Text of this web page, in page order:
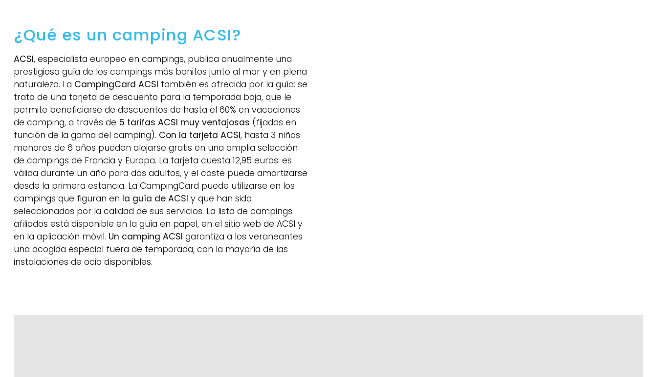
¿Qué es un camping ACSI?
ACSI, especialista europeo en campings, publica anualmente una
prestigiosa guía de los campings más bonitos junto al mar y en plena
naturaleza. La CampingCard ACSI también es ofrecida por la guía: se
trata de una tarjeta de descuento para la temporada baja, que le
permite beneficiarse de descuentos de hasta el 60% en vacaciones
de camping, a través de 5 tarifas ACSI muy ventajosas (fijadas en
función de la gama del camping). Con la tarjeta ACSI, hasta 3 niños
menores de 6 años pueden alojarse gratis en una amplia selección
de campings de Francia y Europa. La tarjeta cuesta 12,95 euros: es
válida durante un año para dos adultos, y el coste puede amortizarse
desde la primera estancia. La CampingCard puede utilizarse en los
campings que figuran en la guía de ACSI y que han sido
seleccionados por la calidad de sus servicios. La lista de campings
afiliados está disponible en la guía en papel, en el sitio web de ACSI y
en la aplicación móvil. Un camping ACSI garantiza a los veraneantes
una acogida especial fuera de temporada, con la mayoría de las
instalaciones de ocio disponibles.